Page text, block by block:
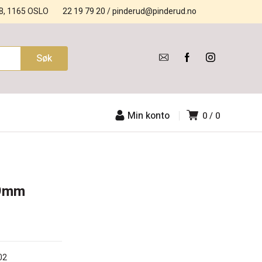
22 19 79 20/pinderud@pinderud.no
1165 OSLO
0 0
Min konto